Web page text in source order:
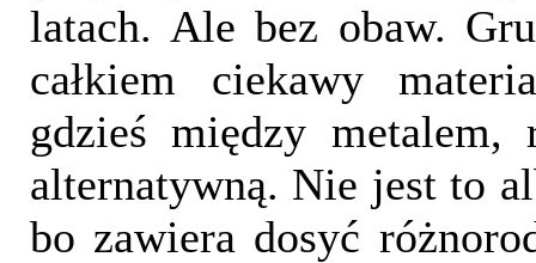
latach. Ale bez obaw.
całkiem ciekawy
gdzieś między
alternatywną. Nie jest to
bo zawiera dosyć